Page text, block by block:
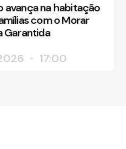
avança na habitação
com o Morar
Garantida
17:00